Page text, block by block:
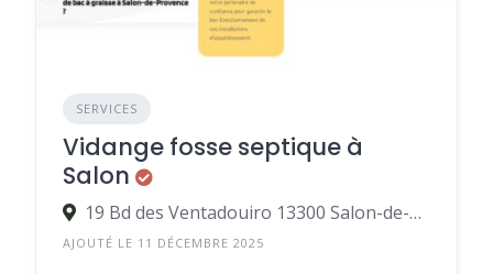
SERVICES
Vidange fosse septique à
Salon
19 Bd des Ventadouiro 13300 Salon-de-Provence
AJOUTÉ LE 11 DÉCEMBRE 2025